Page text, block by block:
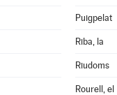
Puigpelat
Riba, la
Riudoms
Rourell, el